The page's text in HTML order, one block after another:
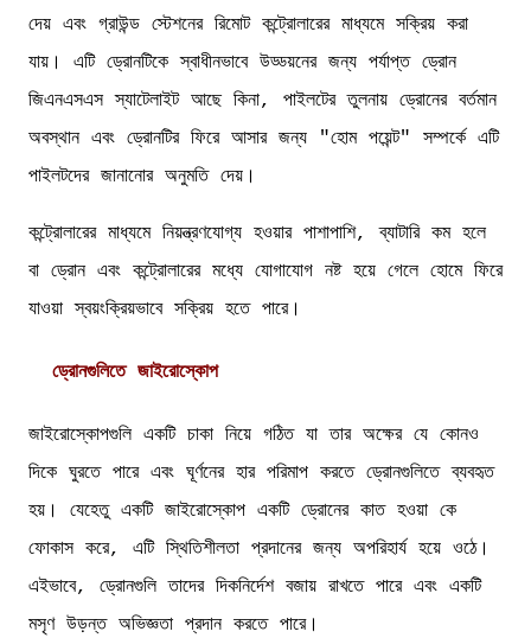
দেয় এবং গ্রাউন্ড স্টেশনের রিমোট কন্ট্রোলারের মাধ্যমে সক্রিয় করা
যায়। এটি ড্রোনটিকে স্বাধীনভাবে উড্ডয়নের জন্য পর্যাপ্ত ড্রোন
জিএনএসএস স্যাটেলাইট আছে কিনা, পাইলটের তুলনায় ড্রোনের বর্তমান
অবস্থান এবং ড্রোনটির ফিরে আসার জন্য "হোম পয়েন্ট" সম্পর্কে এটি
পাইলটদের জানানোর অনুমতি দেয়।
কন্ট্রোলারের মাধ্যমে নিয়ন্ত্রণযোগ্য হওয়ার পাশাপাশি, ব্যাটারি কম হলে
বা ড্রোন এবং কন্ট্রোলারের মধ্যে যোগাযোগ নষ্ট হয়ে গেলে হোমে ফিরে
যাওয়া স্বয়ংক্রিয়ভাবে সক্রিয় হতে পারে।
ড্রোনগুলিতে জাইরোস্কোপ
জাইরোস্কোপগুলি একটি চাকা নিয়ে গঠিত যা তার অক্ষের যে কোনও
দিকে ঘুরতে পারে এবং ঘূর্ণনের হার পরিমাপ করতে ড্রোনগুলিতে ব্যবহৃত
হয়। যেহেতু একটি জাইরোস্কোপ একটি ড্রোনের কাত হওয়া কে
ফোকাস করে, এটি স্থিতিশীলতা প্রদানের জন্য অপরিহার্য হয়ে ওঠে।
এইভাবে, ড্রোনগুলি তাদের দিকনির্দেশ বজায় রাখতে পারে এবং একটি
মসৃণ উড়ন্ত অভিজ্ঞতা প্রদান করতে পারে।